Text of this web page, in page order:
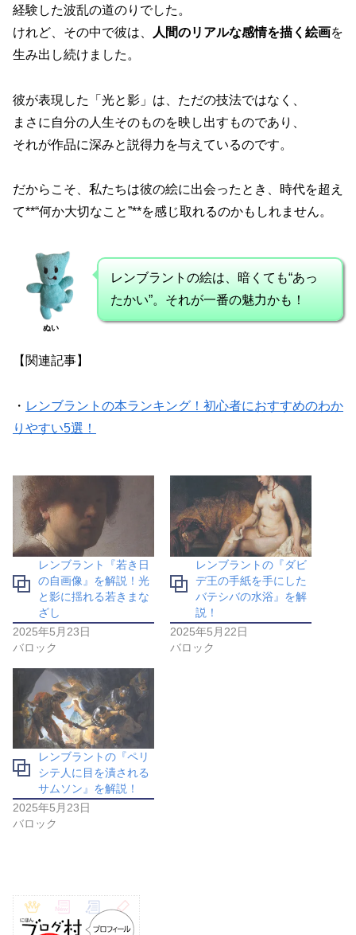
経験した波乱の道のりでした。
けれど、その中で彼は、
人間のリアルな感情を描く絵画を
生み出し続けました。
彼が表現した「光と影」は、ただの技法ではなく、
まさに自分の人生そのものを映し出すものであり、
それが作品に深みと説得力を与えているのです。
だからこそ、私たちは彼の絵に出会ったとき、時代を超え
て**“何か大切なこと”**を感じ取れるのかもしれません。
ぬい
レンブラントの絵は、暗くても“あっ
たかい”。それが一番の魅力かも！
【関連記事】
・ レンブラントの本ランキング！初心者におすすめのわか
りやすい5選！
レンブラント『若き日
の自画像』を解説！光
と影に揺れる若きまな
ざし
2025年5月23日
バロック
レンブラントの『ダビ
デ王の手紙を手にした
バテシバの水浴』を解
説！
2025年5月22日
バロック
レンブラントの『ペリ
シテ人に目を潰される
サムソン』を解説！
2025年5月23日
バロック